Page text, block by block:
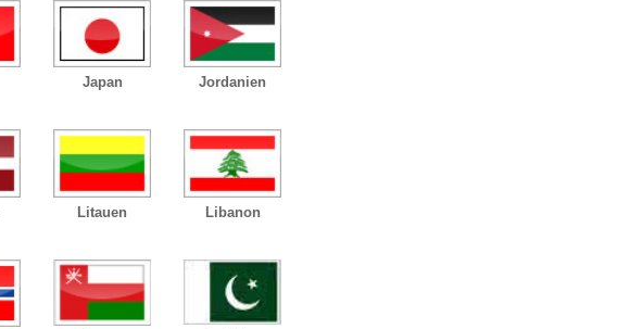
Japan Jordanien
Litauen Libanon